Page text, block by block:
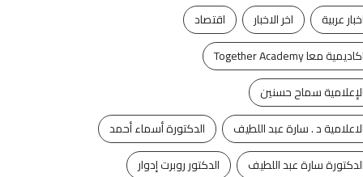
اخبار عربية
اخر الاخبار
اقتصاد
اكاديمية معا Together Academy
الإعلامية سماح حسنين
الاعلامية د . سارة عبد اللطيف
الدكتورة أسماء أحمد
الدكتورة سارة عبد اللطيف
الدكتور روبرت إدوار